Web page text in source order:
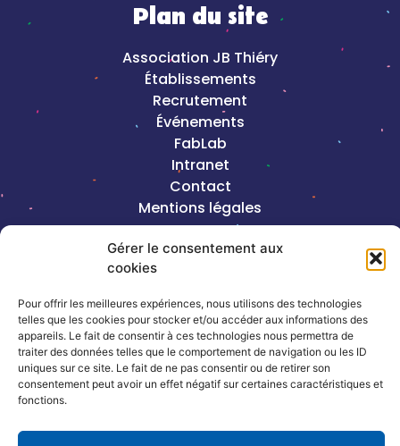
Gérer le consentement aux
cookies
Pour offrir les meilleures expériences, nous utilisons des technologies
telles que les cookies pour stocker et/ou accéder aux informations des
appareils. Le fait de consentir à ces technologies nous permettra de
traiter des données telles que le comportement de navigation ou les ID
uniques sur ce site. Le fait de ne pas consentir ou de retirer son
consentement peut avoir un effet négatif sur certaines caractéristiques et
fonctions.
Plan du site
Association JB Thiéry
Établissements
Recrutement
Événements
FabLab
Intranet
Contact
Mentions légales
2023©Copyright J-B Thiéry |Création de
site internet, Keole & Gazoline
Coordonnées
13, rue de la République – 54320
Maxéville